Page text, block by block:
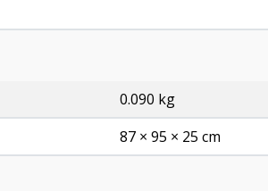
0.090 kg
87 × 95 × 25 cm